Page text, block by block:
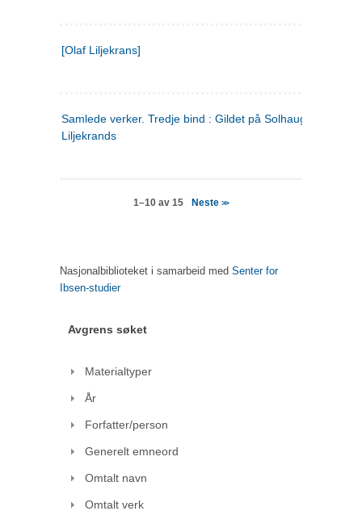
[Olaf Liljekrans]
Samlede verker. Tredje bind : Gildet på Solhaug ; Olaf
Liljekrands
1–10 av 15 Neste>>
Nasjonalbiblioteket i samarbeid med Senter for
Ibsen-studier
Avgrens søket
Materialtyper
År
Forfatter/person
Generelt emneord
Omtalt navn
Omtalt verk